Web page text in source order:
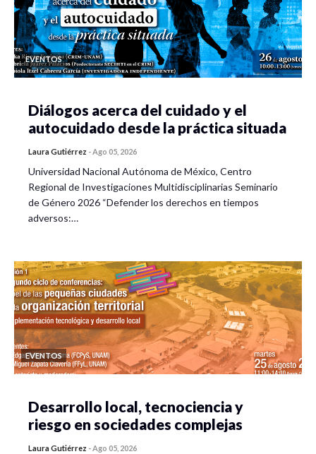
EVENTOS
Diálogos acerca del cuidado y el
autocuidado desde la práctica situada
Laura Gutiérrez -Ago 05, 2026
Universidad Nacional Autónoma de México, Centro
Regional de Investigaciones Multidisciplinarias Seminario
de Género 2026 “Defender los derechos en tiempos
adversos:…
EVENTOS
Desarrollo local, tecnociencia y
riesgo en sociedades complejas
Laura Gutiérrez -Ago 05, 2026